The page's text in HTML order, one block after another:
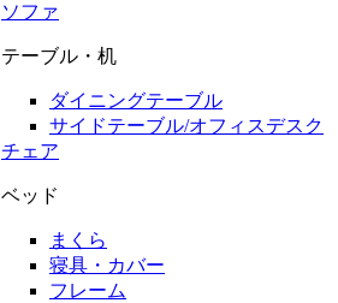
ソファ
テーブル・机
ダイニングテーブル
サイドテーブル/オフィスデスク
チェア
ベッド
まくら
寝具・カバー
フレーム